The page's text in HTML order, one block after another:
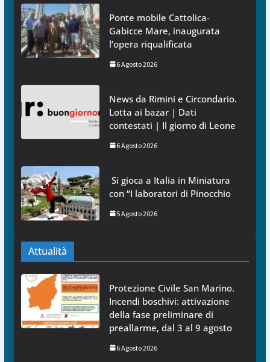
Ponte mobile Cattolica-
Gabicce Mare, inaugurata
l’opera riqualificata
6 Agosto 2026
News da Rimini e Circondario.
Lotta ai bazar | Dati
contestati | Il giorno di Leone
6 Agosto 2026
Si gioca a Italia in Miniatura
con “I laboratori di Pinocchio
5 Agosto 2026
Attualità
Protezione Civile San Marino.
Incendi boschivi: attivazione
della fase preliminare di
preallarme, dal 3 al 9 agosto
6 Agosto 2026